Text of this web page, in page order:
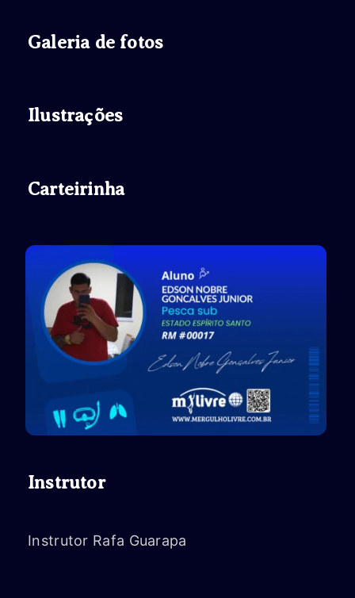
Galeria de fotos
Ilustrações
Carteirinha
Instrutor
Instrutor Rafa Guarapa